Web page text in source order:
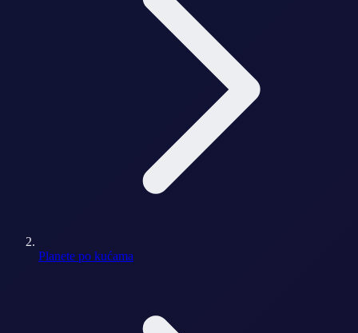
Planete po kućama